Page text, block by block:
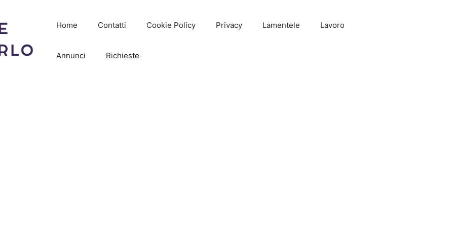
Home Contatti Cookie Policy Privacy Lamentele Lavoro
Annunci Richieste